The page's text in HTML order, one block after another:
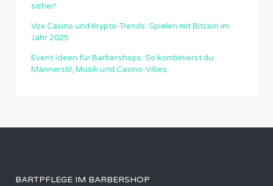
sicher!
Vox Casino und Krypto-Trends: Spielen mit Bitcoin im
Jahr 2025
Event-Ideen für Barbershops: So kombinierst du
Männerstil, Musik und Casino-Vibes
BARTPFLEGE IM BARBERSHOP